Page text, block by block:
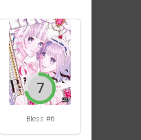
Bless #6
7